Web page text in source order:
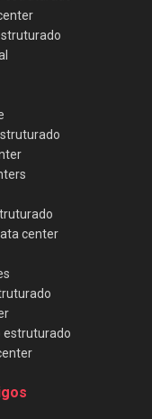
center
estruturado